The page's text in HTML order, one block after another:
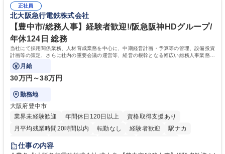
年休120日/デスクワーク中心で残業少なめ
整、資料作成、当日の運営サポート 学歴・資格 学歴：大学院 大学 語学
力： 資格：
正社員
北大阪急行電鉄株式会社
【豊中市/総務人事】経験者歓迎!/阪急阪神HDグループ/
年休124日 総務
当社にて採用関係業務、人材育成業務を中心に、中期経営計画・予算等の管理、設備投資
計画等の策定、さらに社内の重要会議の運営等、経営の根幹となる幅広い総務人事業務全
般を担当していただきます。
月給
30万円～38万円
勤務地
大阪府豊中市
業界未経験歓迎
年間休日120日以上
資格取得支援あり
月平均残業時間20時間以内
転勤なし 経験者歓迎
駅ナカ
退職金あり
土日祝休み
服装自由 昼食補助あり 食事補助あり
仕事の内容